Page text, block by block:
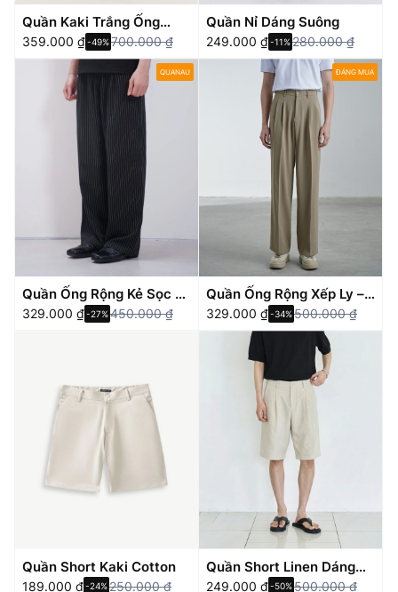
Quần Kaki Trắng Ống
Suông
359.000 ₫ 700.000₫
-49%
Quần Nỉ Dáng Suông
249.000 ₫ 280.000₫
-11%
QUANAU
Quần Ống Rộng Kẻ Sọc –
Striped Pants
329.000 ₫ 450.000₫
-27%
ĐÁNG MUA
Quần Ống Rộng Xếp Ly –
Wideleg Trousers
329.000 ₫ 500.000₫
-34%
Quần Short Kaki Cotton
189.000 ₫ 250.000₫
-24%
Quần Short Linen Dáng
Rộng – Bemuda Short
249.000 ₫ 500.000₫
-50%